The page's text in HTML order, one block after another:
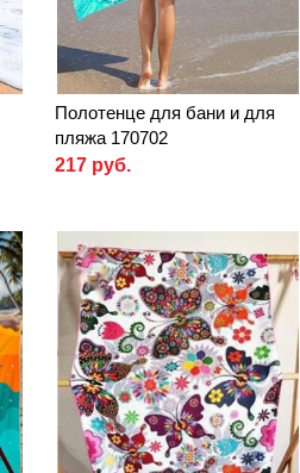
Полотенце для бани и для
пляжа 170702
217 руб.